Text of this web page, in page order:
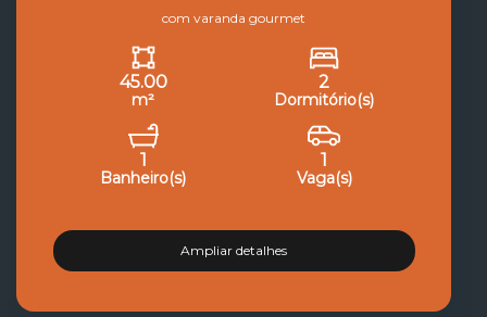
com varanda gourmet
45.00
m²
2
Dormitório(s)
1
Banheiro(s)
1
Vaga(s)
Ampliar detalhes